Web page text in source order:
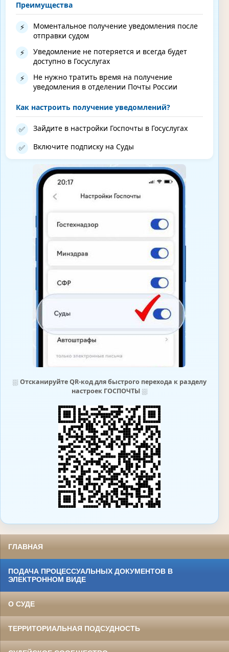
Преимущества
⚡
Моментальное получение уведомления после
отправки судом
⚡
Уведомление не потеряется и всегда будет
доступно в Госуслугах
⚡
Не нужно тратить время на получение
уведомления в отделении Почты России
Как настроить получение уведомлений?
✅ Зайдите в настройки Госпочты в Госуслугах
✅ Включите подписку на Суды
⛆ Отсканируйте QR-код для быстрого перехода к разделу
настроек ГОСПОЧТЫ⛆
ГЛАВНАЯ
ПОДАЧА ПРОЦЕССУАЛЬНЫХ ДОКУМЕНТОВ В
ЭЛЕКТРОННОМ ВИДЕ
О СУДЕ
ТЕРРИТОРИАЛЬНАЯ ПОДСУДНОСТЬ